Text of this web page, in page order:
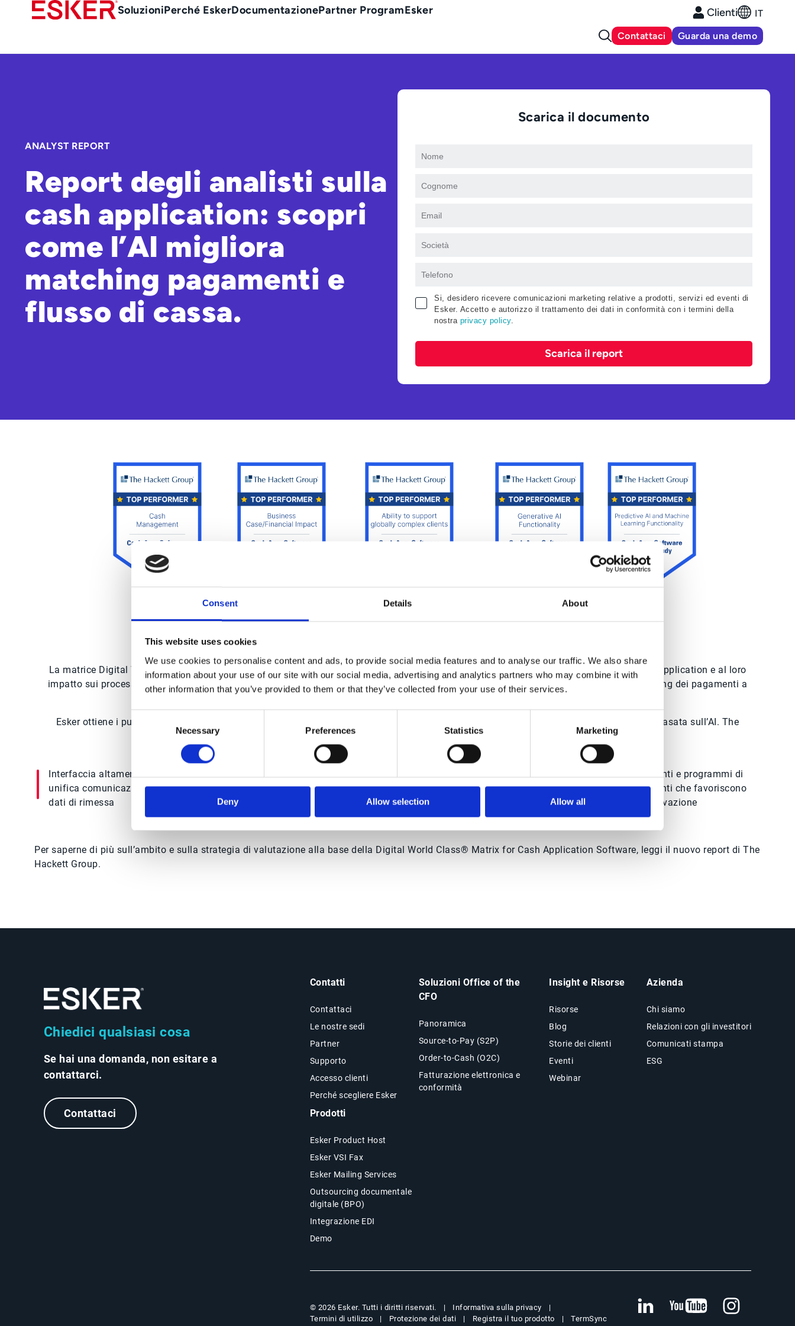
Consent Details About
This website uses cookies
We use cookies to personalise content and ads, to provide social media features and to analyse our traffic. We also share
information about your use of our site with our social media, advertising and analytics partners who may combine it with
other information that you’ve provided to them or that they’ve collected from your use of their services.
Necessary Preferences Statistics Marketing
Deny Allow selection Allow all
content
Main
SoluzioniPerché EskerDocumentazionePartner ProgramEsker Clienti IT
Contattaci Guarda una demo
ANALYST REPORT
Report degli analisti sulla
cash application: scopri
come l’AI migliora
matching pagamenti e
flusso di cassa.
Scarica il documento
Si, desidero ricevere comunicazioni marketing relative a prodotti, servizi ed eventi di
Esker. Accetto e autorizzo il trattamento dei dati in conformità con i termini della
nostra privacy policy.
Scarica il report
La matrice Digital World Class® per i software di cash application offre una guida ai principali fornitori di soluzioni software per la cash application e al loro
impatto sui processi customer-to-cash delle aziende. Il report illustra le funzionalità dei fornitori e analizza la relazione critica tra il matching dei pagamenti a
livello di fattura, senza intervento manuale e basato sull’AI, e il miglioramento del flusso di cassa.
Esker ottiene i punteggi più alti in 10 criteri di performance, confermando la propria leadership nell’automazione della cash application basata sull’AI. The
Hackett Group® evidenzia punti di forza chiave, tra cui:
Interfaccia altamente configurabile che
unifica comunicazioni con i clienti, fatture e
dati di rimessa
interfacce collaborative
Solida community di utenti e programmi di
collaborazione con i clienti che favoriscono
feedback continui e innovazione
Per saperne di più sull’ambito e sulla strategia di valutazione alla base della Digital World Class® Matrix for Cash Application Software, leggi il nuovo report di The
Hackett Group.
Chiedici qualsiasi cosa
Se hai una domanda, non esitare a
contattarci.
Contattaci
Contatti
Contattaci
Le nostre sedi
Partner
Supporto
Accesso clienti
Perché scegliere Esker
Soluzioni Office of the
CFO
Panoramica
Source-to-Pay (S2P)
Order-to-Cash (O2C)
Fatturazione elettronica e
conformità
Insight e Risorse
Risorse
Blog
Storie dei clienti
Eventi
Webinar
Azienda
Chi siamo
Relazioni con gli investitori
Comunicati stampa
ESG
Prodotti
Esker Product Host
Esker VSI Fax
Esker Mailing Services
Outsourcing documentale
digitale (BPO)
Integrazione EDI
Demo
© 2026 Esker. Tutti i diritti riservati.
Informativa sulla privacy
Termini di utilizzo
Protezione dei dati Registra il tuo prodotto TermSync